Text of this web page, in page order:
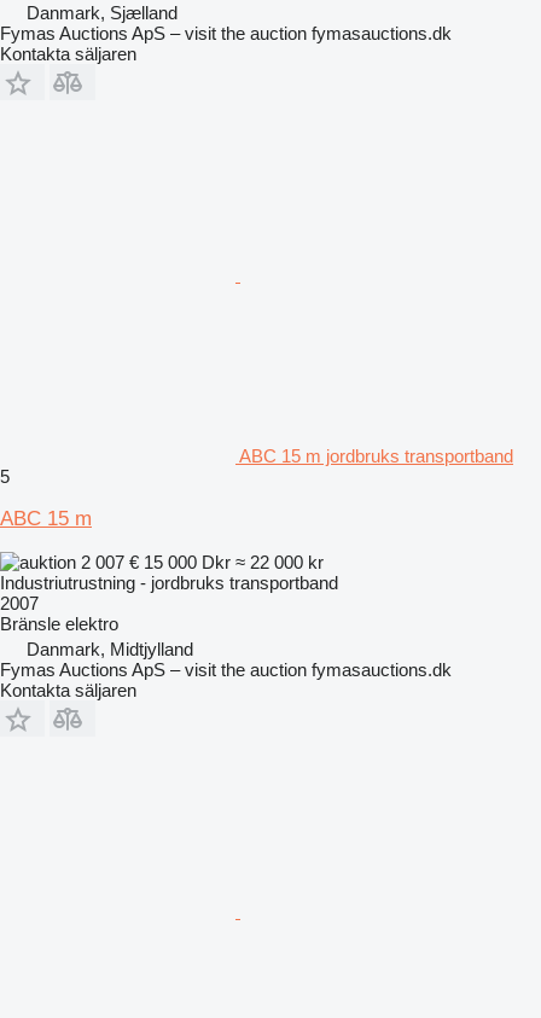
Danmark, Sjælland
Fymas Auctions ApS – visit the auction fymasauctions.dk
Kontakta säljaren
ABC 15 m jordbruks transportband
5
ABC 15 m
2 007 € 15 000 Dkr ≈ 22 000 kr
Industriutrustning - jordbruks transportband
2007
Bränsle elektro
Danmark, Midtjylland
Fymas Auctions ApS – visit the auction fymasauctions.dk
Kontakta säljaren